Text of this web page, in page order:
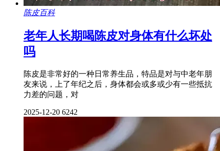
陈皮百科
老年人长期喝陈皮对身体有什么坏处
吗
陈皮是非常好的一种日常养生品，特品是对与中老年朋
友来说，上了年纪之后，身体都会或多或少有一些抵抗
力差的问题，对
2025-12-20 6242